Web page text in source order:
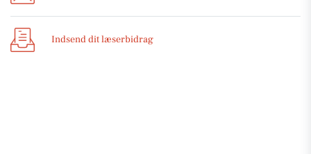
Indsend dit læserbidrag